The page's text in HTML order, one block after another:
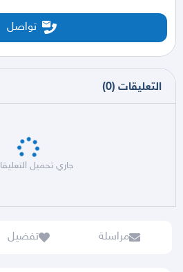
تواصل
التعليقات (
0
)
جاري تحميل
مراسلة تفضيل